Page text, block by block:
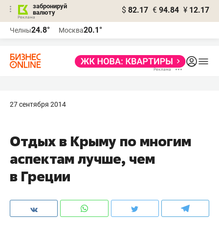
забронируй
валюту
$ 82.17 € 94.84 ¥ 12.17
Челны24.8° Москва20.1°
27 сентября 2014
Отдых в Крыму по многим
аспектам лучше, чем
в Греции